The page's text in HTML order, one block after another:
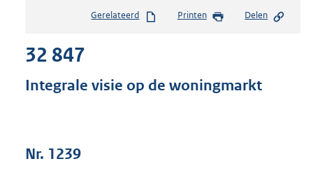
s
s
Gerelateerd Printen Delen
32 847
Integrale visie op de woningmarkt
Nr. 1239